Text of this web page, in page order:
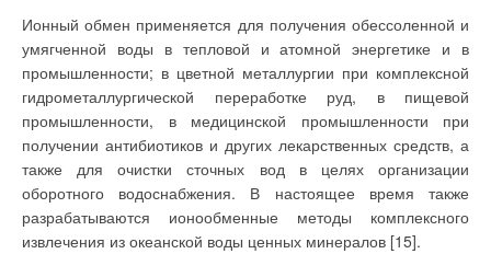
Ионный обмен применяется для получения обессоленной и
умягченной воды в тепловой и атомной энергетике и в
промышленности; в цветной металлургии при комплексной
гидрометаллургической переработке руд, в пищевой
промышленности, в медицинской промышленности при
получении антибиотиков и других лекарственных средств, а
также для очистки сточных вод в целях организации
оборотного водоснабжения. В настоящее время также
разрабатываются ионообменные методы комплексного
извлечения из океанской воды ценных минералов [15].
энергоносителями с учетом
их температурного
Регулирование
теплопроизводительности
приточных систем,
мероприятия по защите
воздухонагревателей от
замерзания, догрев
нехватке тепла ВЭР и
эксплуатационное
регулирование
воздухопроизводительности
? возможность
температурного
режима
(термостатирования)
помещений согласно
ежедневному
отопительному
графику (программе
? раздельный
независимый
температурный режим
отопления помещений
— температура в